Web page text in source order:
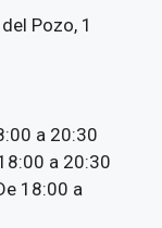
Pozo, 1
a 20:30
a 20:30
18:00 a